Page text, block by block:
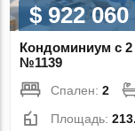
$ 922 060
Кондоминиум с
№1139
Спален:2
Площадь: